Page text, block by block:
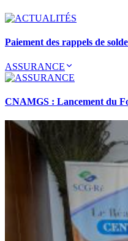
Paiement des rappels de
ASSURANCE
CNAMGS : Lancement du